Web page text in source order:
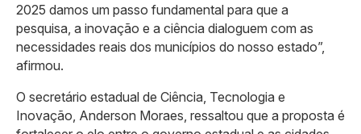
2025 damos um passo fundamental para que a
pesquisa, a inovação e a ciência dialoguem com as
necessidades reais dos municípios do nosso estado”,
afirmou.
O secretário estadual de Ciência, Tecnologia e
Inovação, Anderson Moraes, ressaltou que a proposta é